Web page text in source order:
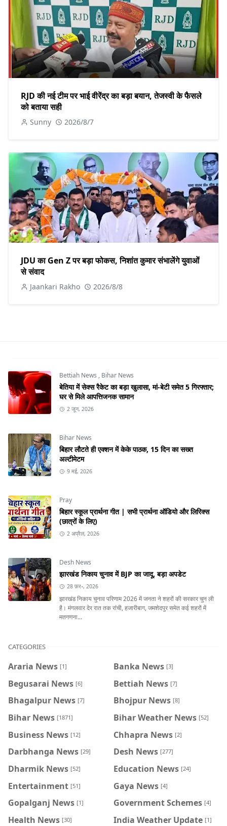
RJD की नई टीम पर भाई वीरेंद्र का बड़ा बयान, तेजस्वी के फैसले
को बताया सही
Sunny 2026/8/7
JDU का Gen Z पर बड़ा फोकस, निशांत कुमार संभालेंगे युवाओं
से संवाद
Jaankari Rakho 2026/8/8
Bettiah News , Bihar News
बेतिया में सेक्स रैकेट का बड़ा खुलासा, मां-बेटी समेत 5 गिरफ्तार;
घर से मिले आपत्तिजनक सामान
2 जून, 2026
Bihar News
बिहार लौटते ही एक्शन में केके पाठक, 15 दिन का सख्त
अल्टीमेटम
9 मई, 2026
Pray
बिहार स्कूल प्रार्थना गीत | सभी प्रार्थना ऑडियो और लिरिक्स
(छात्रों के लिए)
2 अप्रैल, 2026
Desh News
झारखंड निकाय चुनाव में BJP का जादू, बड़ा अपडेट
28 फ़र॰, 2026
झारखंड निकाय चुनाव परिणाम 2026 में जनता ने शहरों की सरकार चुन ली
है। मंगलवार देर रात तक रांची, हजारीबाग, जमशेदपुर समेत कई शहरों में
मतगणना...
CATEGORIES
Araria News [1] Banka News [3]
Begusarai News [6] Bettiah News [7]
Bhagalpur News [7] Bhojpur News [8]
Bihar News [1871] Bihar Weather News [52]
Business News [12] Chhapra News [2]
Darbhanga News [29] Desh News [277]
Dharmik News [52] Education News [24]
Entertainment [51] Gaya News [4]
Gopalganj News [1] Government Schemes [4]
Health News [30] India Weather Update [1]